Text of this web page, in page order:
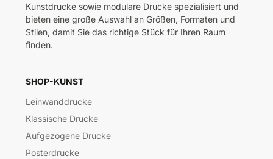
Kunstdrucke sowie modulare Drucke spezialisiert und
bieten eine große Auswahl an Größen, Formaten und
Stilen, damit Sie das richtige Stück für Ihren Raum
finden.
SHOP-KUNST
Leinwanddrucke
Klassische Drucke
Aufgezogene Drucke
Posterdrucke